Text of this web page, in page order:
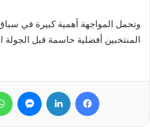
وتحمل المواجهة أهمية كبيرة في سباق
المنتخبين أفضلية حاسمة قبل
فيسبوك لينكدإن